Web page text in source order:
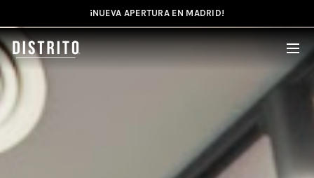
¡NUEVA APERTURA EN MADRID!